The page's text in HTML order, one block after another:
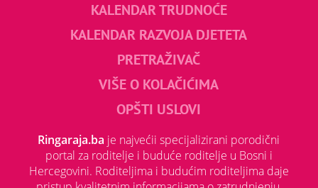
KALENDAR TRUDNOĆE
KALENDAR RAZVOJA DJETETA
PRETRAŽIVAČ
VIŠE O KOLAČIĆIMA
OPŠTI USLOVI
Ringaraja.ba je najvećii specijalizirani porodični
portal za roditelje i buduće roditelje u Bosni i
Hercegovini. Roditeljima i budućim roditeljima daje